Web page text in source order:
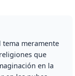
tema meramente
que
en la